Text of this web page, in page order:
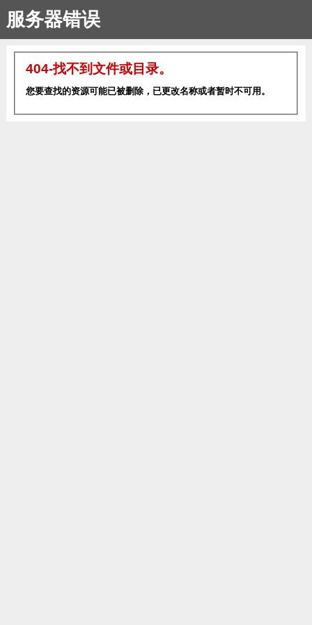
服务器错误
404-找不到文件或目录。
您要查找的资源可能已被删除，已更改名称或者暂时不可用。